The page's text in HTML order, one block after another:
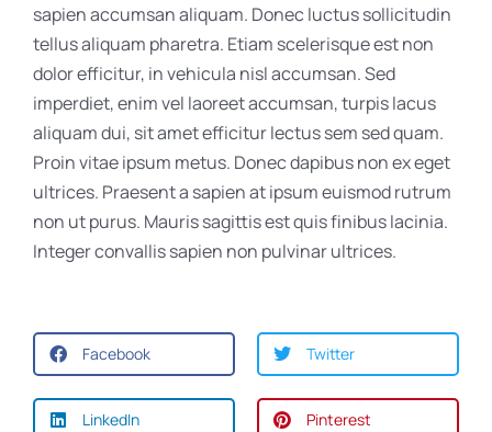
sapien accumsan aliquam. Donec luctus sollicitudin
tellus aliquam pharetra. Etiam scelerisque est non
dolor efficitur, in vehicula nisl accumsan. Sed
imperdiet, enim vel laoreet accumsan, turpis lacus
aliquam dui, sit amet efficitur lectus sem sed quam.
Proin vitae ipsum metus. Donec dapibus non ex eget
ultrices. Praesent a sapien at ipsum euismod rutrum
non ut purus. Mauris sagittis est quis finibus lacinia.
Integer convallis sapien non pulvinar ultrices.
Facebook Twitter
LinkedIn Pinterest